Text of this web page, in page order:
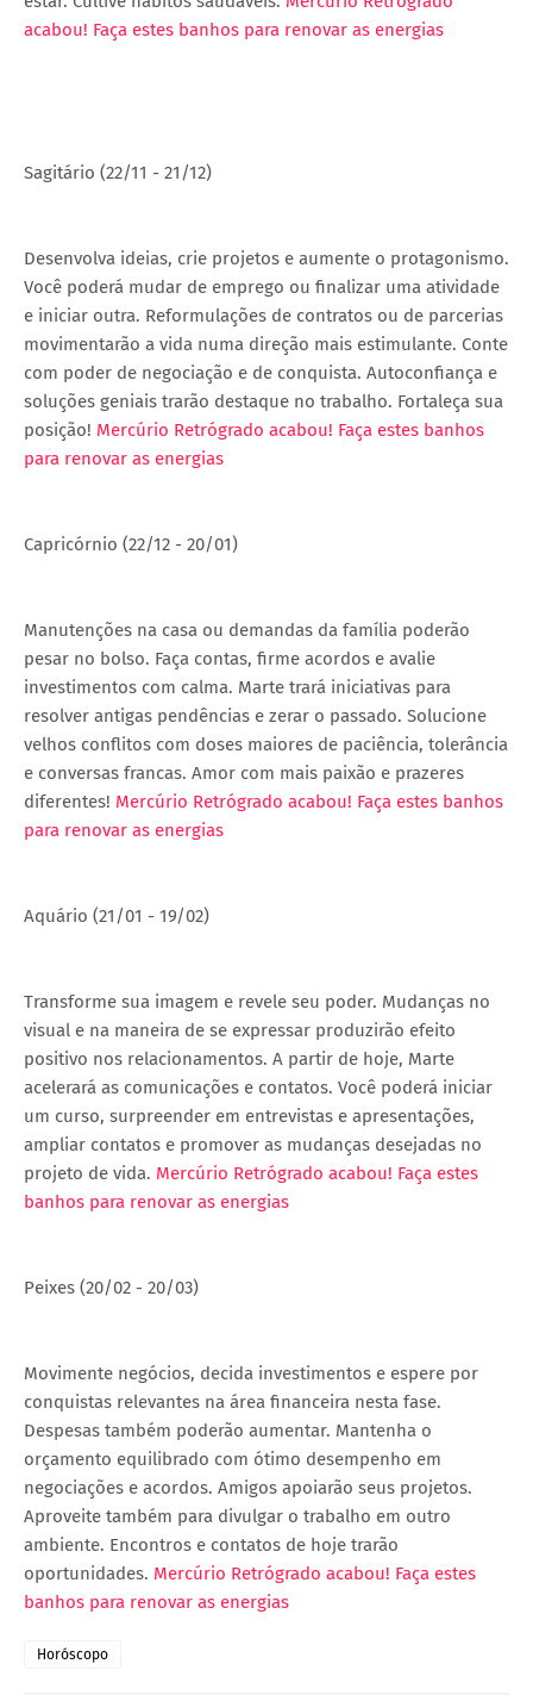
acabou! Faça estes banhos para renovar as energias
Sagitário (22/11 - 21/12)
Desenvolva ideias, crie projetos e aumente o protagonismo.
Você poderá mudar de emprego ou finalizar uma atividade
e iniciar outra. Reformulações de contratos ou de parcerias
movimentarão a vida numa direção mais estimulante. Conte
com poder de negociação e de conquista. Autoconfiança e
soluções geniais trarão destaque no trabalho. Fortaleça sua
posição! Mercúrio Retrógrado acabou! Faça estes banhos
para renovar as energias
Capricórnio (22/12 - 20/01)
Manutenções na casa ou demandas da família poderão
pesar no bolso. Faça contas, firme acordos e avalie
investimentos com calma. Marte trará iniciativas para
resolver antigas pendências e zerar o passado. Solucione
velhos conflitos com doses maiores de paciência, tolerância
e conversas francas. Amor com mais paixão e prazeres
diferentes! Mercúrio Retrógrado acabou! Faça estes banhos
para renovar as energias
Aquário (21/01 - 19/02)
Transforme sua imagem e revele seu poder. Mudanças no
visual e na maneira de se expressar produzirão efeito
positivo nos relacionamentos. A partir de hoje, Marte
acelerará as comunicações e contatos. Você poderá iniciar
um curso, surpreender em entrevistas e apresentações,
ampliar contatos e promover as mudanças desejadas no
projeto de vida. Mercúrio Retrógrado acabou! Faça estes
banhos para renovar as energias
Peixes (20/02 - 20/03)
Movimente negócios, decida investimentos e espere por
conquistas relevantes na área financeira nesta fase.
Despesas também poderão aumentar. Mantenha o
orçamento equilibrado com ótimo desempenho em
negociações e acordos. Amigos apoiarão seus projetos.
Aproveite também para divulgar o trabalho em outro
ambiente. Encontros e contatos de hoje trarão
oportunidades. Mercúrio Retrógrado acabou! Faça estes
banhos para renovar as energias
Horóscopo